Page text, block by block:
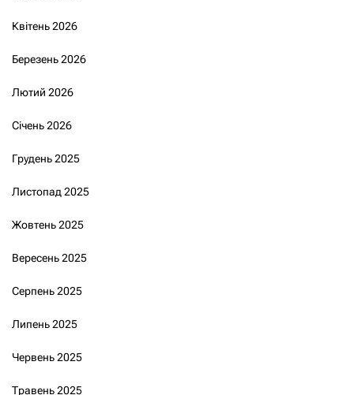
Квітень 2026
Березень 2026
Лютий 2026
Січень 2026
Грудень 2025
Листопад 2025
Жовтень 2025
Вересень 2025
Серпень 2025
Липень 2025
Червень 2025
Травень 2025